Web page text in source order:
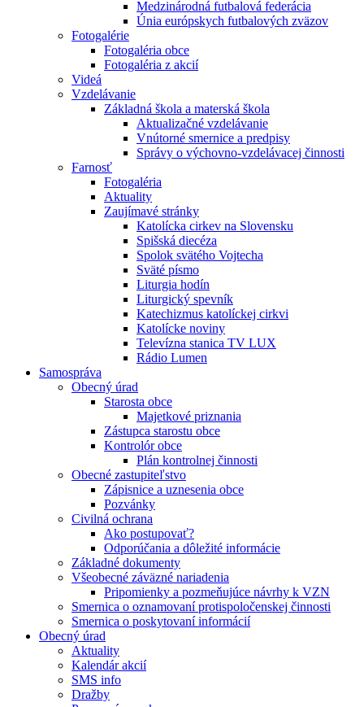
Medzinárodná futbalová federácia
Únia európskych futbalových zväzov
Fotogalérie
Fotogaléria obce
Fotogaléria z akcií
Videá
Vzdelávanie
Základná škola a materská škola
Aktualizačné vzdelávanie
Vnútorné smernice a predpisy
Správy o výchovno-vzdelávacej činnosti
Farnosť
Fotogaléria
Aktuality
Zaujímavé stránky
Katolícka cirkev na Slovensku
Spišská diecéza
Spolok svätého Vojtecha
Sväté písmo
Liturgia hodín
Liturgický spevník
Katechizmus katolíckej cirkvi
Katolícke noviny
Televízna stanica TV LUX
Rádio Lumen
Samospráva
Obecný úrad
Starosta obce
Majetkové priznania
Zástupca starostu obce
Kontrolór obce
Plán kontrolnej činnosti
Obecné zastupiteľstvo
Zápisnice a uznesenia obce
Pozvánky
Civilná ochrana
Ako postupovať?
Odporúčania a dôležité informácie
Základné dokumenty
Všeobecné záväzné nariadenia
Pripomienky a pozmeňujúce návrhy k VZN
Smernica o oznamovaní protispoločenskej činnosti
Smernica o poskytovaní informácií
Obecný úrad
Aktuality
Kalendár akcií
SMS info
Dražby